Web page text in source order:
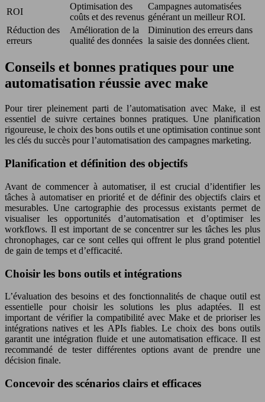
ROI
Optimisation des
coûts et des revenus
Campagnes automatisées
générant un meilleur ROI.
Réduction des
erreurs
Amélioration de la
qualité des données
Diminution des erreurs dans
la saisie des données client.
Conseils et bonnes pratiques pour une
automatisation réussie avec make
Pour tirer pleinement parti de l’automatisation avec Make, il est
essentiel de suivre certaines bonnes pratiques. Une planification
rigoureuse, le choix des bons outils et une optimisation continue sont
les clés du succès pour l’automatisation des campagnes marketing.
Planification et définition des objectifs
Avant de commencer à automatiser, il est crucial d’identifier les
tâches à automatiser en priorité et de définir des objectifs clairs et
mesurables. Une cartographie des processus existants permet de
visualiser les opportunités d’automatisation et d’optimiser les
workflows. Il est important de se concentrer sur les tâches les plus
chronophages, car ce sont celles qui offrent le plus grand potentiel
de gain de temps et d’efficacité.
Choisir les bons outils et intégrations
L’évaluation des besoins et des fonctionnalités de chaque outil est
essentielle pour choisir les solutions les plus adaptées. Il est
important de vérifier la compatibilité avec Make et de prioriser les
intégrations natives et les APIs fiables. Le choix des bons outils
garantit une intégration fluide et une automatisation efficace. Il est
recommandé de tester différentes options avant de prendre une
décision finale.
Concevoir des scénarios clairs et efficaces